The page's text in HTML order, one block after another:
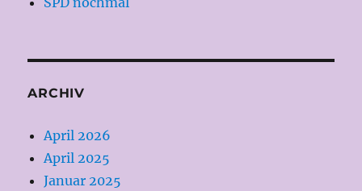
ARCHIV
April 2026
April 2025
Januar 2025